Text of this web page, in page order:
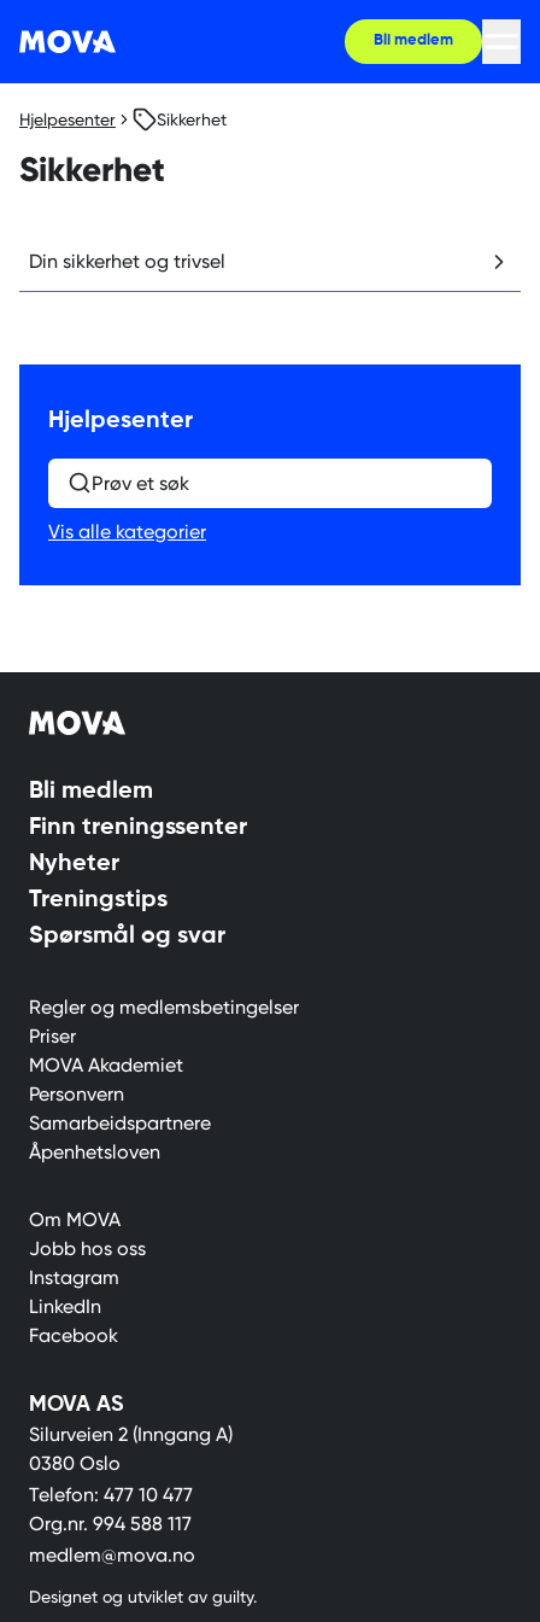
Bli medlem
Hjelpesenter Sikkerhet
Sikkerhet
Din sikkerhet og trivsel
Hjelpesenter
Prøv et søk
Vis alle kategorier
Bli medlem
Finn treningssenter
Nyheter
Treningstips
Spørsmål og svar
Regler og medlemsbetingelser
Priser
MOVA Akademiet
Personvern
Samarbeidspartnere
Åpenhetsloven
Om MOVA
Jobb hos oss
Instagram
LinkedIn
Facebook
MOVA AS
Silurveien 2 (Inngang A)
0380 Oslo
Telefon: 477 10 477
Org.nr. 994 588 117
medlem@mova.no
Designet og utviklet av guilty.